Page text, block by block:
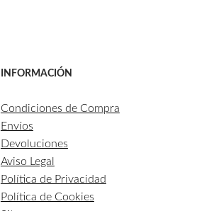
INFORMACIÓN
Condiciones de Compra
Envíos
Devoluciones
Aviso Legal
Política de Privacidad
Política de Cookies